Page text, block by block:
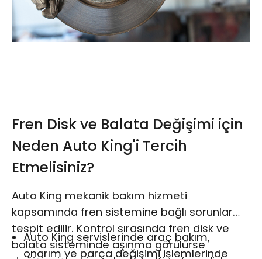
Fren Disk ve Balata Değişimi için
Neden Auto King'i Tercih
Etmelisiniz?
Auto King mekanik bakım hizmeti
kapsamında fren sistemine bağlı sorunlar
tespit edilir. Kontrol sırasında fren disk ve
balata sisteminde aşınma görülürse
Auto King servislerinde araç bakım,
onarım ve parça değişimi işlemlerinde